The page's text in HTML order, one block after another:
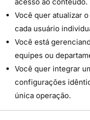
Você quer atualizar
cada usuário
Você está
equipes ou
Você quer integrar
configurações
única operação.